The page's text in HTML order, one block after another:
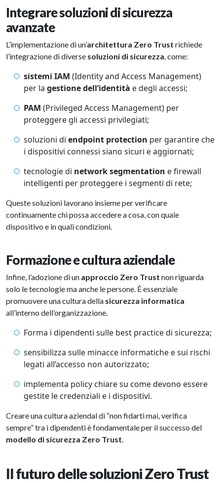
Integrare soluzioni di sicurezza
avanzate
L’implementazione di un’architettura Zero Trust richiede
l’integrazione di diverse soluzioni di sicurezza, come:
sistemi IAM (Identity and Access Management)
per la gestione dell’identità e degli accessi;
PAM (Privileged Access Management) per
proteggere gli accessi privilegiati;
soluzioni di endpoint protection per garantire che
i dispositivi connessi siano sicuri e aggiornati;
tecnologie di network segmentation e firewall
intelligenti per proteggere i segmenti di rete;
Queste soluzioni lavorano insieme per verificare
continuamente chi possa accedere a cosa, con quale
dispositivo e in quali condizioni.
Formazione e cultura aziendale
Infine, l’adozione di un approccio Zero Trust non riguarda
solo le tecnologie ma anche le persone. È essenziale
promuovere una cultura della sicurezza informatica
all’interno dell’organizzazione.
Forma i dipendenti sulle best practice di sicurezza;
sensibilizza sulle minacce informatiche e sui rischi
legati all’accesso non autorizzato;
implementa policy chiare su come devono essere
gestite le credenziali e i dispositivi.
Creare una cultura aziendal di “non fidarti mai, verifica
sempre” tra i dipendenti è fondamentale per il successo del
modello di sicurezza Zero Trust.
Il futuro delle soluzioni Zero Trust